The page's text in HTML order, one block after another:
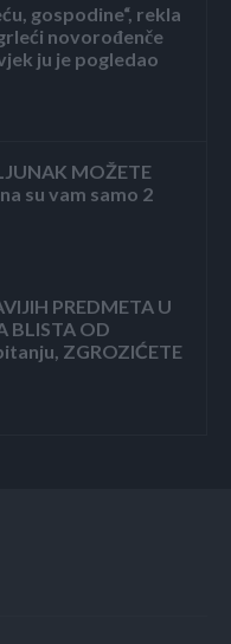
gospodine“, rekla
novorođenče
ju je pogledao
MOŽETE
su vam samo 2
PREDMETA U
BLISTA OD
ZGROZIĆETE